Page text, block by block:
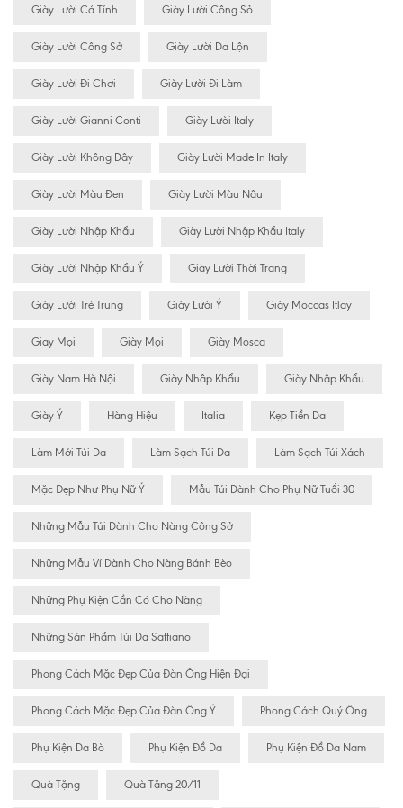
Giày Lười Cá Tính Giày Lười Công Sỏ
Giày Lười Công Sở Giày Lười Da Lộn
Giày Lười Đi Chơi Giày Lười Đi Làm
Giày Lười Gianni Conti Giày Lười Italy
Giày Lười Không Dây Giày Lười Made In Italy
Giày Lười Màu Đen Giày Lười Màu Nâu
Giày Lười Nhập Khẩu Giày Lười Nhập Khẩu Italy
Giày Lười Nhập Khẩu Ý Giày Lười Thời Trang
Giày Lười Trẻ Trung Giày Lười Ý Giày Moccas Itlay
Giay Mọi Giày Mọi Giày Mosca
Giày Nam Hà Nội Giày Nhâp Khẩu Giày Nhập Khẩu
Giày Ý Hàng Hiệu Italia Kẹp Tiền Da
Làm Mới Túi Da Làm Sạch Túi Da Làm Sạch Túi Xách
Mặc Đẹp Như Phụ Nữ Ý Mẫu Túi Dành Cho Phụ Nữ Tuổi 30
Những Mẫu Túi Dành Cho Nàng Công Sở
Những Mẫu Ví Dành Cho Nàng Bánh Bèo
Những Phụ Kiện Cần Có Cho Nàng
Những Sản Phẩm Túi Da Saffiano
Phong Cách Mặc Đẹp Của Đàn Ông Hiện Đại
Phong Cách Mặc Đẹp Của Đàn Ông Ý Phong Cách Quý Ông
Phụ Kiện Da Bò Phụ Kiện Đồ Da Phụ Kiện Đồ Da Nam
Quà Tặng Quà Tặng 20/11